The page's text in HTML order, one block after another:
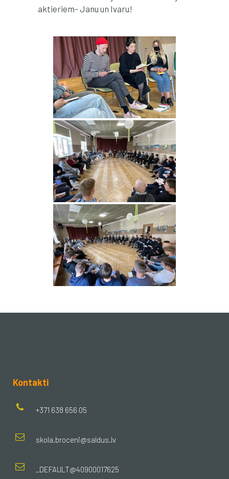
aktieriem- Janu un Ivaru!
Kontakti
+371 638 656 05
skola.broceni@saldus.lv
_DEFAULT@40900017625